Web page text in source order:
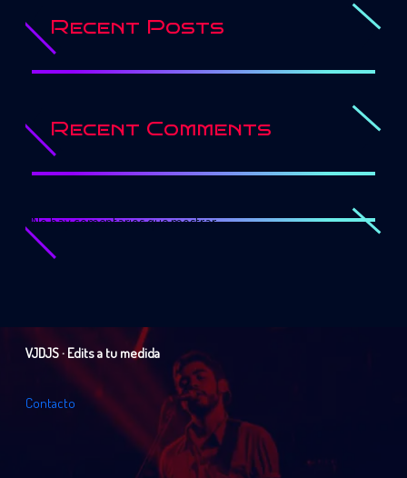
Recent Posts
Recent Comments
No hay comentarios que mostrar.
VJDJS · Edits a tu medida
Contacto